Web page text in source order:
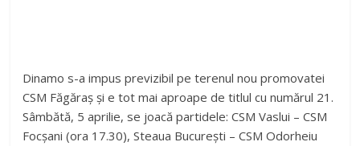
Dinamo s-a impus previzibil pe terenul nou promovatei
CSM Făgăraș și e tot mai aproape de titlul cu numărul 21.
Sâmbătă, 5 aprilie, se joacă partidele: CSM Vaslui – CSM
Focșani (ora 17.30), Steaua București – CSM Odorheiu